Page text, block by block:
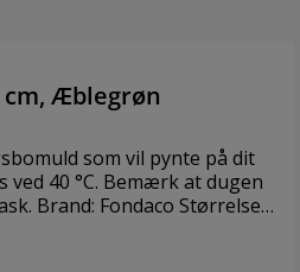
cm, Æblegrøn
som vil pynte på dit
ved 40 °C. Bemærk at dugen
genanvendt bomuld og